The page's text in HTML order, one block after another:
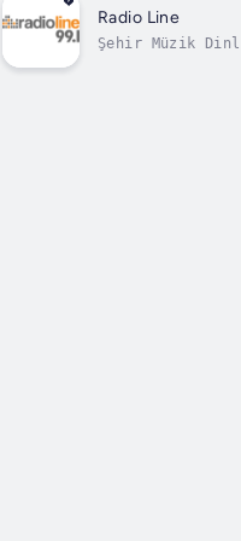
Radio Line
Şehir Müzik